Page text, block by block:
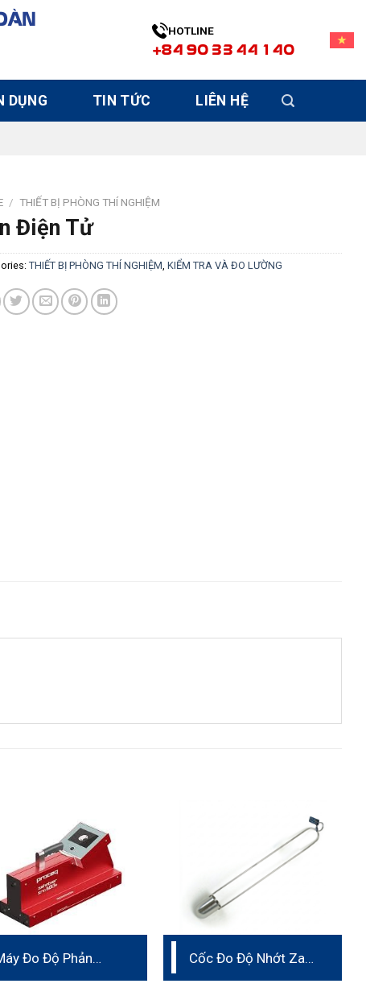
HOTLINE
+84 90 33 44 140
DỤNG TIN TỨC LIÊN HỆ
/ THIẾT BỊ PHÒNG THÍ NGHIỆM
Điện Tử
THIẾT BỊ PHÒNG THÍ NGHIỆM, KIỂM TRA VÀ ĐO LƯỜNG
Đo Độ Phản
Cốc Đo Độ Nhớt Zahn